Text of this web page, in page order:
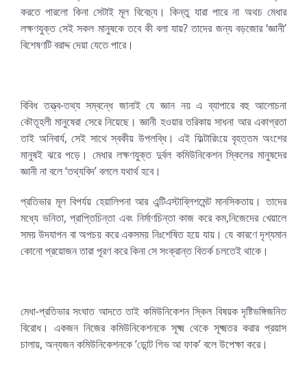
করতে পারলো কিনা সেটাই মূল বিবেচ্য। কিন্তু যারা পারে না অথচ মেধার
লক্ষণযুক্ত সেই সকল মানুষকে তবে কী বলা যায়? তাদের জন্য বড়জোর ‘জ্ঞানী’
বিশেষণটি বরাদ্দ দেয়া যেতে পারে।
বিবিধ তত্ত্ব-তথ্য সম্বন্ধে জানাই যে জ্ঞান নয় এ ব্যাপারে বহু আলোচনা
কৌতূহলী মানুষেরা সেরে নিয়েছে। জ্ঞানী হওয়ার তরিকায় সাধনা আর একাগ্রতা
তাই অনিবার্য, সেই সাথে স্বকীয় উপলব্ধি। এই ফিল্টারিংয়ে বৃহত্তম অংশের
মানুষই ঝরে পড়ে। মেধার লক্ষণযুক্ত দুর্বল কমিউনিকেশন স্কিলের মানুষদের
জ্ঞানী না বলে ‘তথ্যবিদ’ বললে যথার্থ হবে।
প্রতিভার মূল বিপর্যয় হেয়ালিপনা আর এন্টিএস্টাব্লিশমেন্ট মানসিকতায়। তাদের
মধ্যে ভনিতা, প্রাপ্তিচিন্তা এবং নির্মাণচিন্তা কাজ করে কম,নিজেদের খেয়ালে
সময় উদযাপন বা অপচয় করে একসময় নিঃশেষিত হয়ে যায়। যে কারণে দৃশ্যমান
কোনো প্রয়োজন তারা পূরণ করে কিনা সে সংক্রান্ত বিতর্ক চলতেই থাকে।
মেধা-প্রতিভার সংঘাত আদতে তাই কমিউনিকেশন স্কিল বিষয়ক দৃষ্টিভঙ্গিজনিত
বিরোধ। একজন নিজের কমিউনিকেশনকে সূক্ষ্ম থেকে সূক্ষ্মতর করার প্রয়াস
চালায়, অন্যজন কমিউনিকেশনকে ‘ডোন্ট গিভ আ ফাক’ বলে উপেক্ষা করে।